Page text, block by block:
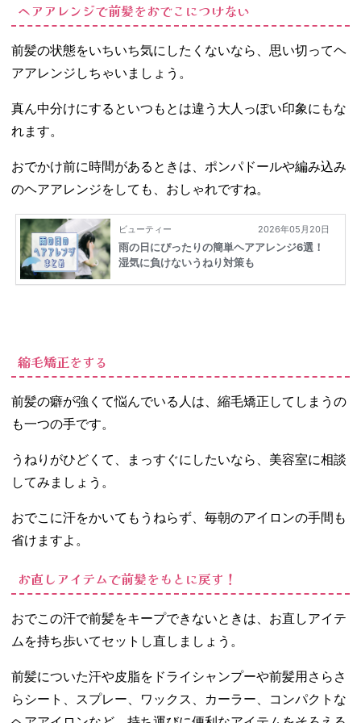
ヘアアレンジで前髪をおでこにつけない
前髪の状態をいちいち気にしたくないなら、思い切ってヘ
アアレンジしちゃいましょう。
真ん中分けにするといつもとは違う大人っぽい印象にもな
れます。
おでかけ前に時間があるときは、ポンパドールや編み込み
のヘアアレンジをしても、おしゃれですね。
縮毛矯正をする
前髪の癖が強くて悩んでいる人は、縮毛矯正してしまうの
も一つの手です。
うねりがひどくて、まっすぐにしたいなら、美容室に相談
してみましょう。
おでこに汗をかいてもうねらず、毎朝のアイロンの手間も
省けますよ。
お直しアイテムで前髪をもとに戻す！
おでこの汗で前髪をキープできないときは、お直しアイテ
ムを持ち歩いてセットし直しましょう。
前髪についた汗や皮脂をドライシャンプーや前髪用さらさ
らシート、スプレー、ワックス、カーラー、コンパクトな